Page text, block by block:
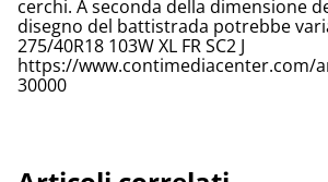
cerchi. A seconda della dimensione
disegno del battistrada potrebbe
275/40R18 103W XL FR SC2 J
https://www.contimediacenter.com/
30000